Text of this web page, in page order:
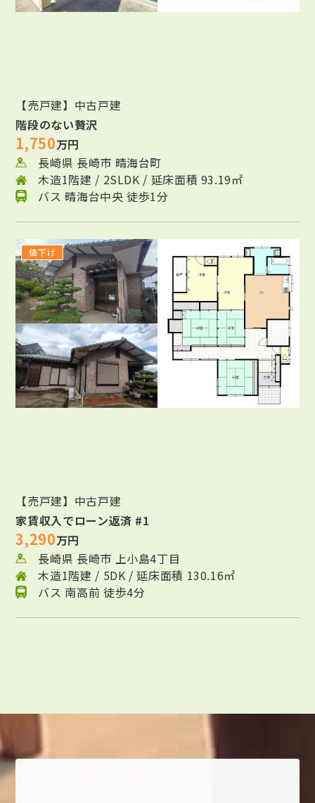
【売戸建】中古戸建
階段のない贅沢
1,750万円
長崎県 長崎市 晴海台町
木造1階建 / 2SLDK / 延床面積 93.19㎡
バス 晴海台中央 徒歩1分
値下げ
【売戸建】中古戸建
家賃収入でローン返済 #1
3,290万円
長崎県 長崎市 上小島4丁目
木造1階建 / 5DK / 延床面積 130.16㎡
バス 南高前 徒歩4分